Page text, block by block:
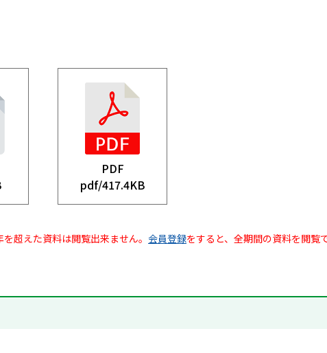
PDF
pdf/417.4KB
超えた資料は閲覧出来ません。 会員登録をすると、全期間の資料を閲覧